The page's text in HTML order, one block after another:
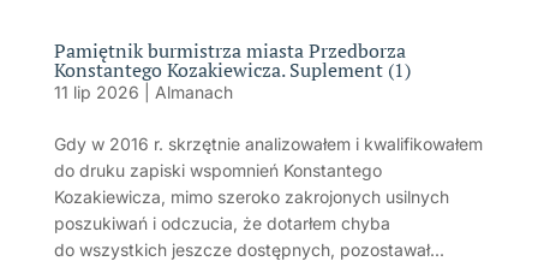
Pamiętnik burmistrza miasta Przedborza
Konstantego Kozakiewicza. Suplement (1)
11 lip 2026 Almanach
Gdy w 2016 r. skrzętnie analizowałem i kwalifikowałem
do druku zapiski wspomnień Konstantego
Kozakiewicza, mimo szeroko zakrojonych usilnych
poszukiwań i odczucia, że dotarłem chyba
do wszystkich jeszcze dostępnych, pozostawał...